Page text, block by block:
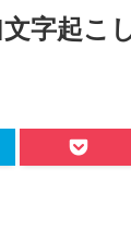
字起こ